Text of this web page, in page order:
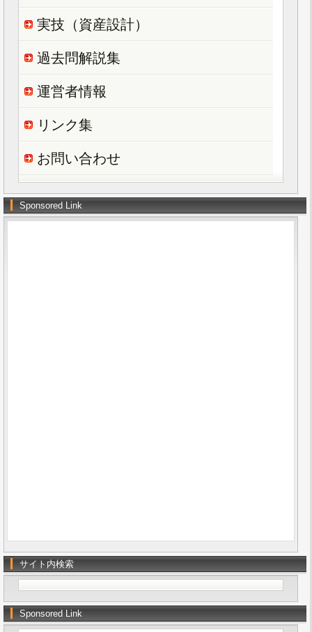
実技（資産設計）
過去問解説集
運営者情報
リンク集
お問い合わせ
Sponsored Link
サイト内検索
Sponsored Link